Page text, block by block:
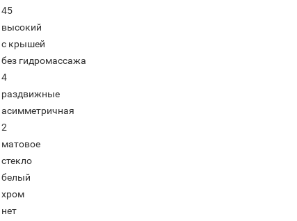
45
высокий
с крышей
без гидромассажа
4
раздвижные
асимметричная
2
матовое
стекло
белый
хром
нет